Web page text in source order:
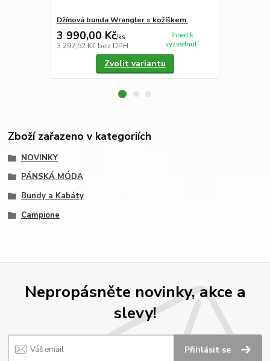
Džínová bunda Wrangler s kožíškem.
3 990,00 Kč/ks
3 297,52 Kč bez DPH
Ihned k
vyzvednutí
Zvolit variantu
Zboží zařazeno v kategoriích
NOVINKY
PÁNSKÁ MÓDA
Bundy a Kabáty
Campione
Nepropásněte novinky, akce a
slevy!
Přihlásit se